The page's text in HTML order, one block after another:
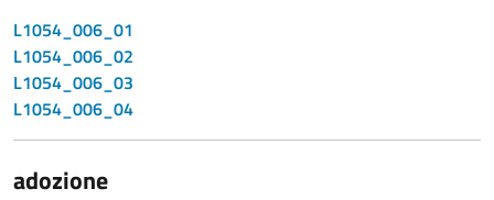
L1054_006_01
L1054_006_02
L1054_006_03
L1054_006_04
adozione